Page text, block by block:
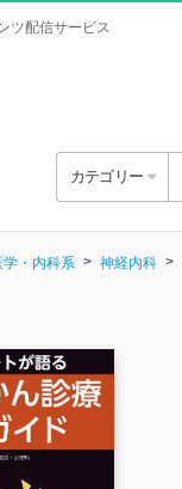
ツ配信サービス
カテゴリー
学・内科系 神経内科